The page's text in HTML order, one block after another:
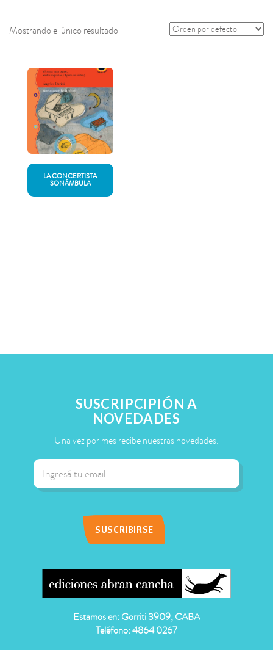
Mostrando el único resultado
LA CONCERTISTA
SONÁMBULA
SUSCRIPCIPIÓN A
NOVEDADES
Una vez por mes recibe nuestras novedades.
Estamos en: Gorriti 3909, CABA
Teléfono: 4864 0267